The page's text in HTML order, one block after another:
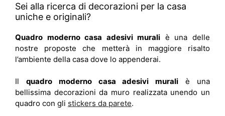
Sei alla ricerca di decorazioni per la casa
uniche e originali?
Quadro moderno casa adesivi murali è una delle
nostre proposte che metterà in maggiore risalto
l’ambiente della casa dove lo appenderai.
Il quadro moderno casa adesivi murali è una
bellissima decorazioni da muro realizzata unendo un
quadro con gli stickers da parete.